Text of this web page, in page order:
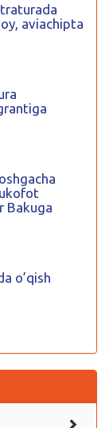
aviachipta
Bakuga
o’qish